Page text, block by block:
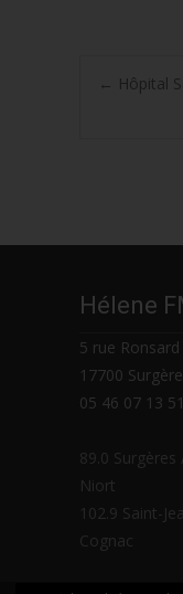
← Hôpital
Hélene
5 rue Ronsard
17700
05 46 07 13 51
89.0
Niort
102.9 Saint-
Cognac